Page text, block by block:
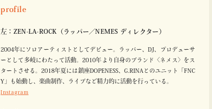
profile
左：ZEN-LA-ROCK（ラッパー／NEMES ディレクター）
2004年にソロアーティストとしてデビュー。ラッパー、DJ、プロデューサ
ーとして多岐にわたって活動。2010年より自身のブランド〈ネメス〉をス
タートさせる。2018年夏には鎮座DOPENESS、G.RINAとのユニット「FNC
Y」も始動し、楽曲制作、ライブなど精力的に活動を行っている。
Instagram